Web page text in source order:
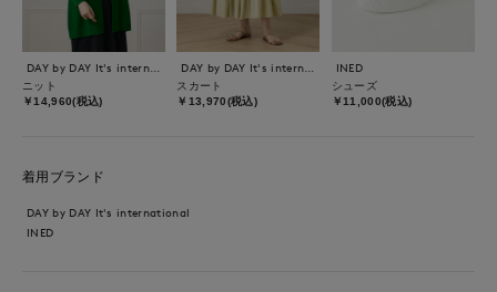
ニット
￥14,960(税込)
スカート
￥13,970(税込)
INED
シューズ
￥11,000(税込)
着用ブランド
DAY by DAY It's international
INED